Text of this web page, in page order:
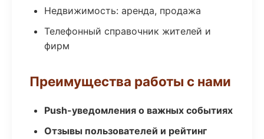
Недвижимость: аренда, продажа
Телефонный справочник жителей и
фирм
Преимущества работы с нами
Push-уведомления о важных событиях
Отзывы пользователей и рейтинг